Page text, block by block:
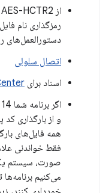
رمزگذاری نام
دستورالعمل‌های
اتصال سلولی
اسناد برای Android
همه فایل‌های
فقط خواندنی
صورت، سیستم
می‌کنیم برنامه‌ها